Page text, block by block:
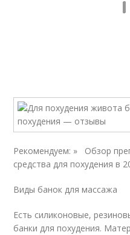
Рекомендуем: » Обзор
средства для похудения в
Виды банок для массажа
Есть силиконовые,
банки для похудения.